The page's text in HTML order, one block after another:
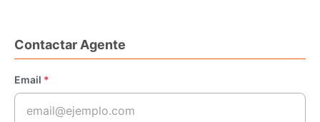
Contactar Agente
Email *